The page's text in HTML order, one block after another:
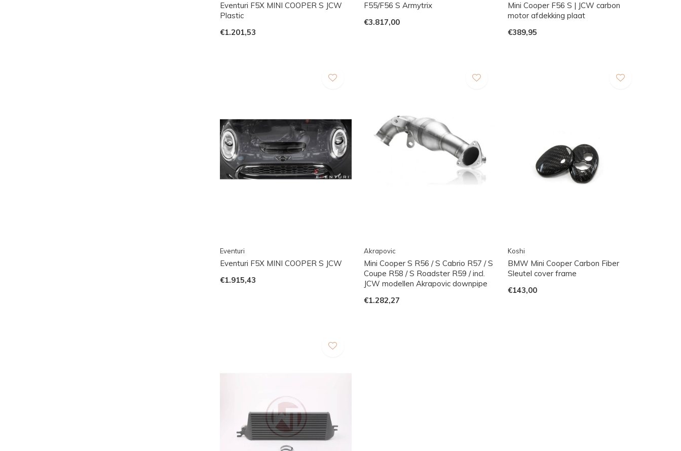
Eventuri F5X MINI COOPER S JCW
Plastic
€1.201,53
F55/F56 S Armytrix
€3.817,00
Mini Cooper F56 S | JCW carbon
motor afdekking plaat
€389,95
Eventuri
Eventuri F5X MINI COOPER S JCW
€1.915,43
Akrapovic
Mini Cooper S R56 / S Cabrio R57 / S
Coupe R58 / S Roadster R59 / incl.
JCW modellen Akrapovic downpipe
€1.282,27
Koshi
BMW Mini Cooper Carbon Fiber
Sleutel cover frame
€143,00